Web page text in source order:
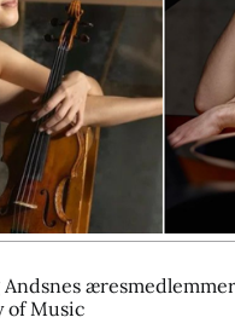
Andsnes
of Music